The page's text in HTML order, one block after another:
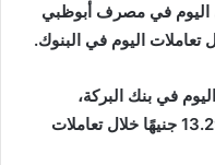
اليوم في مصرف أبوظبي
في بنك البركة،
المصرف العربي الدولي عند مستوي 13.29 جنيهًا خلال تعاملات